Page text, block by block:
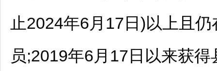
止2024年6月17日)以上且
员;2019年6月17日以来获